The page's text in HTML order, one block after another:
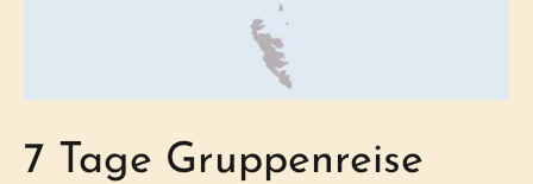
7 Tage Gruppenreise